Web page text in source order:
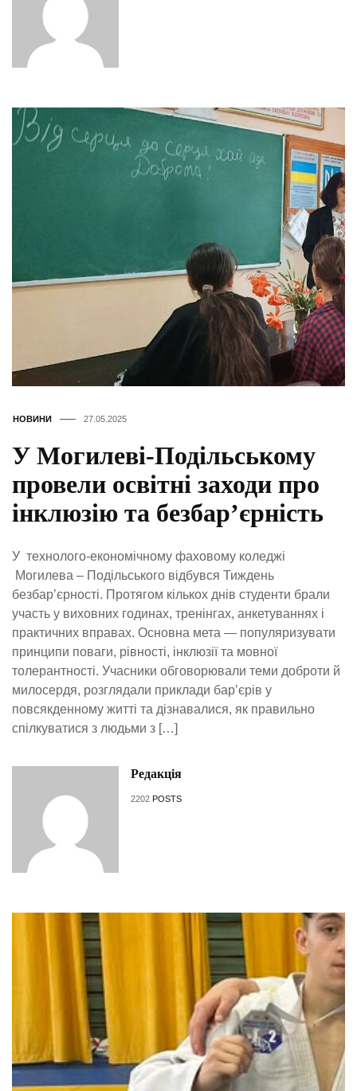
НОВИНИ 27.05.2025
У Могилеві-Подільському
провели освітні заходи про
інклюзію та безбар’єрність
У технолого-економічному фаховому коледжі
Могилева – Подільського відбувся Тиждень
безбар’єрності. Протягом кількох днів студенти брали
участь у виховних годинах, тренінгах, анкетуваннях і
практичних вправах. Основна мета — популяризувати
принципи поваги, рівності, інклюзії та мовної
толерантності. Учасники обговорювали теми доброти й
милосердя, розглядали приклади бар’єрів у
повсякденному житті та дізнавалися, як правильно
спілкуватися з людьми з […]
Редакція
2202 POSTS